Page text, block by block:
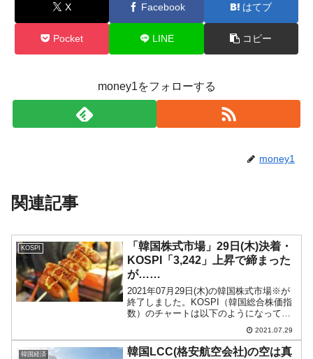
X Facebook はてブ
Pocket LINE コピー
money1をフォローする
money1
関連記事
KOSPI
「韓国株式市場」29日(木)決着・
KOSPI「3,242」上昇で締まった
が……
2021年07月29日(木)の韓国株式市場※が
終了しました。KOSPI（韓国総合株価指
数）のチャートは以下のようになってい
ます（チャートは『Investing.com』より
引用：以下同）。KOSPI「3,242」と陰線
で締まりましたが、前日...
2021.07.29
韓国経済
韓国LCC(格安航空会社)の空は真